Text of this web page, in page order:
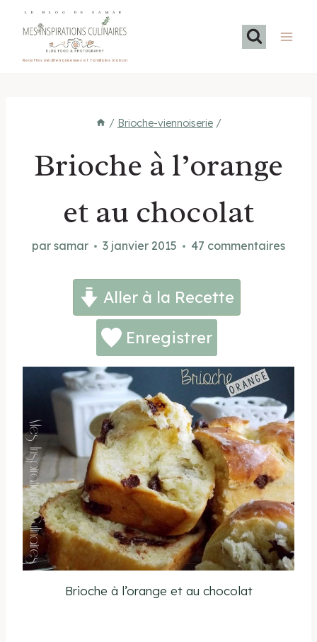
LE BLOG DE SAMAR
Recettes méditerranéennes et familiales maison
/ Brioche-viennoiserie /
Brioche à l’orange
et au chocolat
par samar 3 janvier 2015 47 commentaires
Aller à la Recette
Enregistrer
Brioche à l’orange et au chocolat